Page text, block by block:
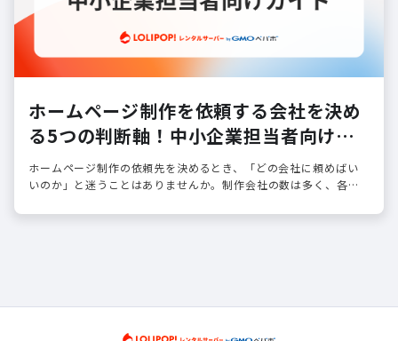
ホームページ制作を依頼する会社を決め
る5つの判断軸！中小企業担当者向けガ
イド
ホームページ制作の依頼先を決めるとき、「どの会社に頼めばい
いのか」と迷うことはありませんか。制作会社の数は多く、各社
ことです。